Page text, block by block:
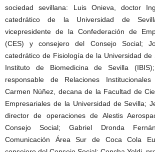
sociedad sevillana: Luis Onieva, doctor
catedrático de la Universidad de
vicepresidente de la Confederación de
(CES) y consejero del Consejo Social;
catedrático de Fisiología de la Universidad de
Instituto de Biomedicina de Sevilla
responsable de Relaciones
Carmen Núñez, decana de la Facultad de
Empresariales de la Universidad de Sevilla;
director de operaciones de Alestis
Consejo Social; Gabriel Dronda
Comunicación Área Sur de Coca Cola